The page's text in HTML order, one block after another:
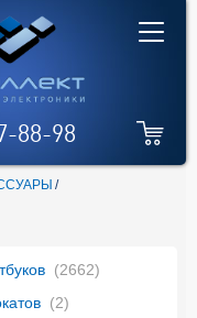
88-98
/
(2662)
(2)